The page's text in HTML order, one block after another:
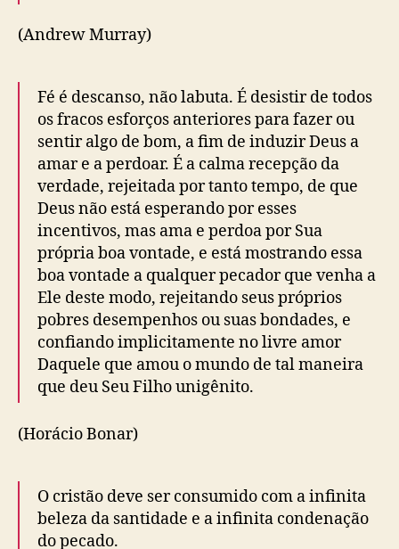
(Andrew Murray)
Fé é descanso, não labuta. É desistir de todos
os fracos esforços anteriores para fazer ou
sentir algo de bom, a fim de induzir Deus a
amar e a perdoar. É a calma recepção da
verdade, rejeitada por tanto tempo, de que
Deus não está esperando por esses
incentivos, mas ama e perdoa por Sua
própria boa vontade, e está mostrando essa
boa vontade a qualquer pecador que venha a
Ele deste modo, rejeitando seus próprios
pobres desempenhos ou suas bondades, e
confiando implicitamente no livre amor
Daquele que amou o mundo de tal maneira
que deu Seu Filho unigênito.
(Horácio Bonar)
O cristão deve ser consumido com a infinita
beleza da santidade e a infinita condenação
do pecado.